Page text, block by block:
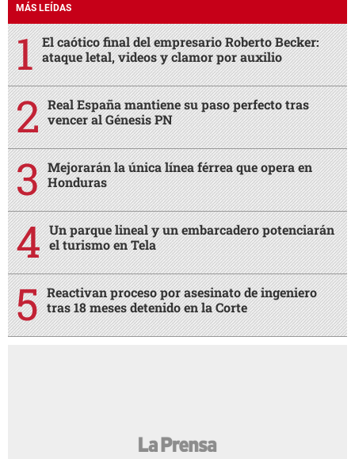
MÁS LEÍDAS
El caótico final del empresario Roberto Becker:
ataque letal, videos y clamor por auxilio
Real España mantiene su paso perfecto tras
vencer al Génesis PN
Mejorarán la única línea férrea que opera en
Honduras
Un parque lineal y un embarcadero potenciarán
el turismo en Tela
Reactivan proceso por asesinato de ingeniero
tras 18 meses detenido en la Corte